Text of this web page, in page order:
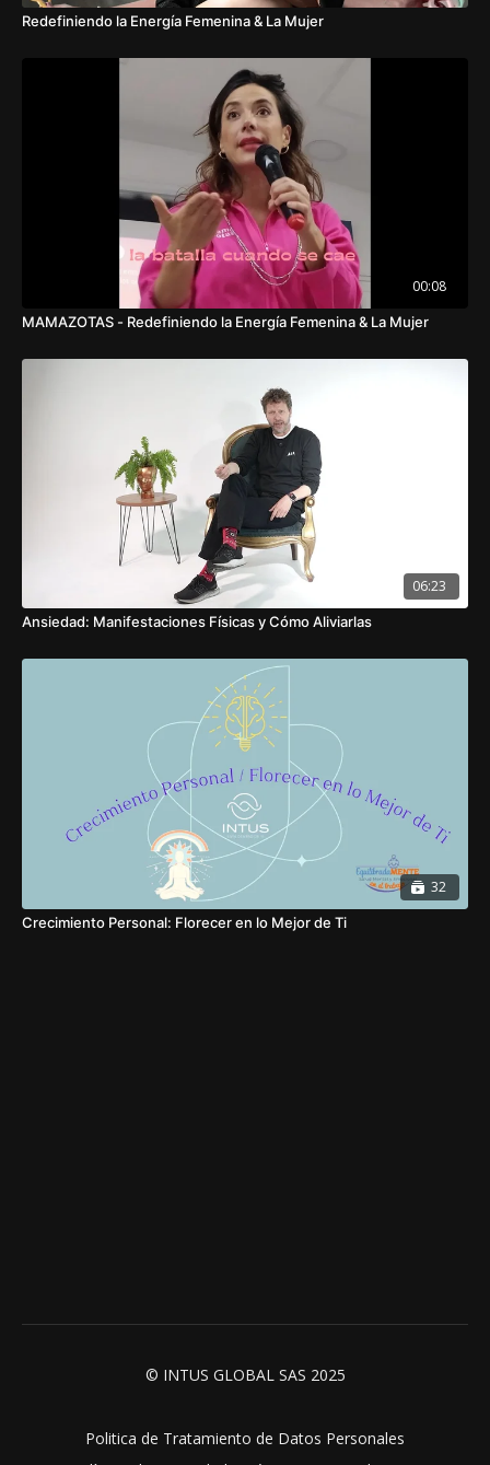
Redefiniendo la Energía Femenina & La Mujer
00:08
MAMAZOTAS - Redefiniendo la Energía Femenina & La Mujer
06:23
Ansiedad: Manifestaciones Físicas y Cómo Aliviarlas
32
Crecimiento Personal: Florecer en lo Mejor de Ti
© INTUS GLOBAL SAS 2025
Politica de Tratamiento de Datos Personales